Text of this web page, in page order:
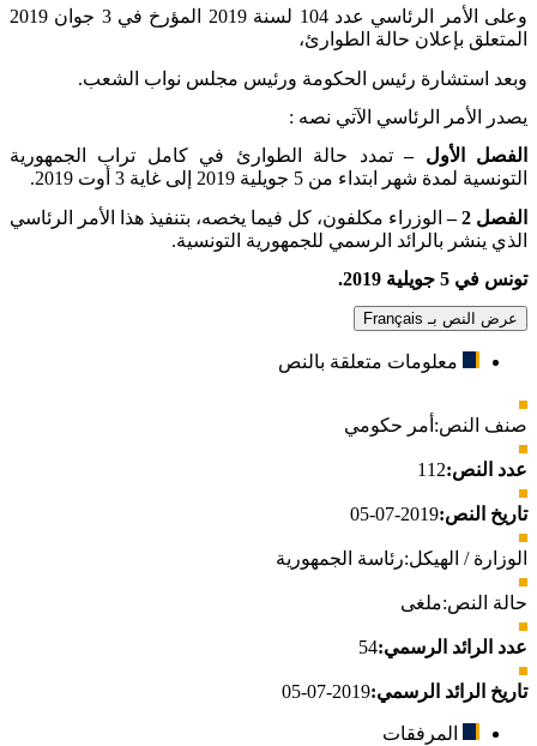
وعلى الأمر الرئاسي عدد 104 لسنة 2019 المؤرخ في 3 جوان 2019
المتعلق بإعلان حالة الطوارئ،
وبعد استشارة رئيس الحكومة ورئيس مجلس نواب الشعب.
يصدر الأمر الرئاسي الآتي نصه :
الفصل الأول –تمدد حالة الطوارئ في كامل تراب الجمهورية
التونسية لمدة شهر ابتداء من 5 جويلية 2019 إلى غاية 3 أوت 2019
.
الفصل 2 –
الوزراء مكلفون، كل فيما يخصه، بتنفيذ هذا الأمر الرئاسي
الذي ينشر بالرائد الرسمي للجمهورية التونسية.
تونس في 5 جويلية 2019
.
عرض النص بـ Français
معلومات متعلقة بالنص
صنف النص: أمر حكومي
عدد النص:112
تاريخ النص:2019-07-05
الوزارة / الهيكل:رئاسة الجمهورية
حالة النص:ملغى
عدد الرائد الرسمي:54
تاريخ الرائد الرسمي:2019-07-05
المرفقات